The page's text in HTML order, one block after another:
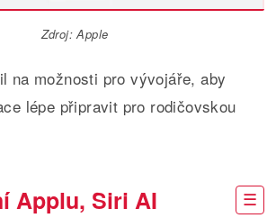
Zdroj: Apple
na možnosti pro vývojáře, aby
lépe připravit pro rodičovskou
Applu, Siri AI